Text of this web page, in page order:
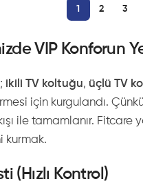
1 2 3
VIP Konforun
ikili TV koltuğu, üçlü TV
için kurgulandı.
ile tamamlanır.
kurmak.
(Hızlı Kontrol)